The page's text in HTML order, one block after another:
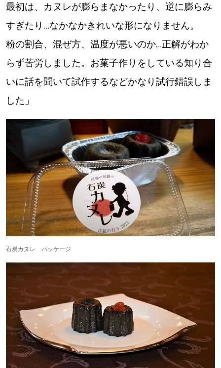
最初は、カヌレが膨らまなかったり、逆に膨らみ
すぎたり…なかなかきれいな形になりません。
粉の割合、混ぜ方、温度が悪いのか…正解がわか
らず苦労しました。お菓子作りをしている知り合
いに話を聞いて試作するなどかなり試行錯誤しま
した」
石炭カヌレ パッケージ